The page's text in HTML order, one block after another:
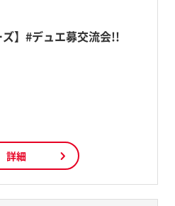
ズ】#デュエ募交流会!!
詳細